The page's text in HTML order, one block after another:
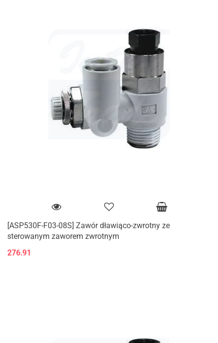
[ASP530F-F03-08S] Zawór dławiąco-zwrotny ze
sterowanym zaworem zwrotnym
276.91